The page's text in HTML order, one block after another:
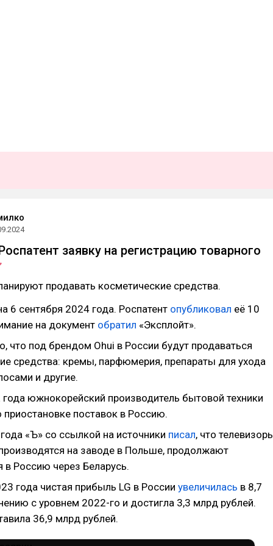
заявку на регистрацию товарного
продавать косметические средства.
6 сентября 2024 года. Роспатент опубликовал её 10
на документ обратил «Эксплойт».
что под брендом Ohui в России будут продаваться
средства: кремы, парфюмерия, препараты для ухода
и другие.
южнокорейский производитель бытовой техники
приостановке поставок в Россию.
«Ъ» со ссылкой на источники писал, что
на заводе в Польше, продолжают
в Россию через Беларусь.
года чистая прибыль LG в России увеличилась в 8,7
с уровнем 2022-го и достигла 3,3 млрд рублей.
36,9 млрд рублей.